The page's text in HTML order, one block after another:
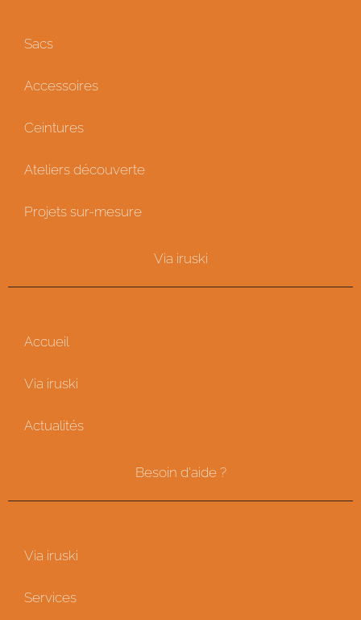
Sacs
Accessoires
Ceintures
Ateliers découverte
Projets sur-mesure
Via iruski
Accueil
Via iruski
Actualités
Besoin d'aide ?
Via iruski
Services